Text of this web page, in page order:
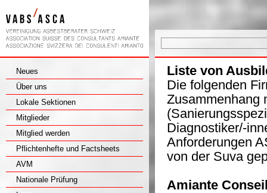
Neues
Über uns
Lokale Sektionen
Mitglieder
Mitglied werden
Pflichtenhefte und Factsheets
AVM
Nationale Prüfung
Liste von
Die folgenden
Zusammenhang
Diagnostiker/-
Anforderungen
von der Suva
Amiante